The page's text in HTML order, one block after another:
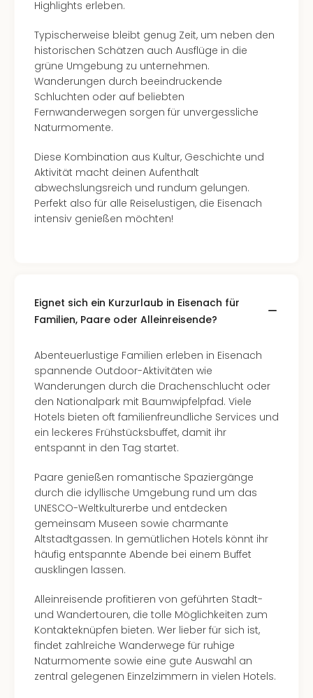
Highlights erleben.
Typischerweise bleibt genug Zeit, um neben den
historischen Schätzen auch Ausflüge in die
grüne Umgebung zu unternehmen.
Wanderungen durch beeindruckende
Schluchten oder auf beliebten
Fernwanderwegen sorgen für unvergessliche
Naturmomente.
Diese Kombination aus Kultur, Geschichte und
Aktivität macht deinen Aufenthalt
abwechslungsreich und rundum gelungen.
Perfekt also für alle Reiselustigen, die Eisenach
intensiv genießen möchten!
Eignet sich ein Kurzurlaub in Eisenach für
Familien, Paare oder Alleinreisende?
Abenteuerlustige Familien erleben in Eisenach
spannende Outdoor-Aktivitäten wie
Wanderungen durch die Drachenschlucht oder
den Nationalpark mit Baumwipfelpfad. Viele
Hotels bieten oft familienfreundliche Services und
ein leckeres Frühstücksbuffet, damit ihr
entspannt in den Tag startet.
Paare genießen romantische Spaziergänge
durch die idyllische Umgebung rund um das
UNESCO-Weltkulturerbe und entdecken
gemeinsam Museen sowie charmante
Altstadtgassen. In gemütlichen Hotels könnt ihr
häufig entspannte Abende bei einem Buffet
ausklingen lassen.
Alleinreisende profitieren von geführten Stadt-
und Wandertouren, die tolle Möglichkeiten zum
Kontakteknüpfen bieten. Wer lieber für sich ist,
findet zahlreiche Wanderwege für ruhige
Naturmomente sowie eine gute Auswahl an
zentral gelegenen Einzelzimmern in vielen Hotels.